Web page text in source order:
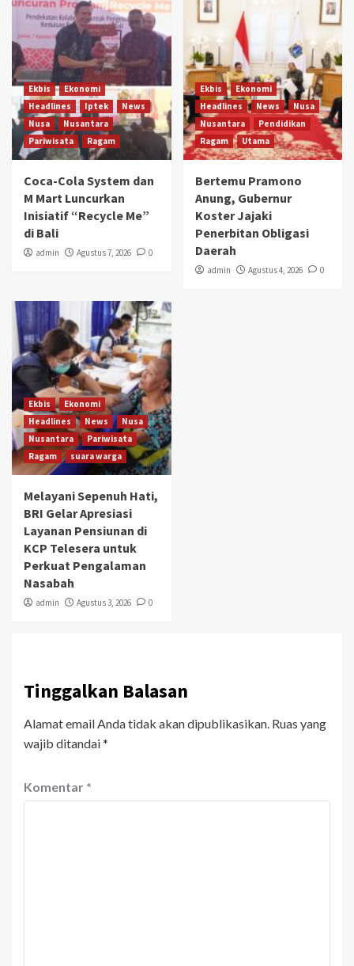
Ekbis
Ekonomi
Headlines
Iptek
News
Nusa
Nusantara
Pariwisata
Ragam
Coca-Cola System dan
M Mart Luncurkan
Inisiatif “Recycle Me”
di Bali
admin Agustus 7, 2026 0
Ekbis
Ekonomi
Headlines
News
Nusa
Nusantara
Pendidikan
Ragam
Utama
Bertemu Pramono
Anung, Gubernur
Koster Jajaki
Penerbitan Obligasi
Daerah
admin Agustus 4, 2026 0
Ekbis
Ekonomi
Headlines
News
Nusa
Nusantara
Pariwisata
Ragam
suara warga
Melayani Sepenuh Hati,
BRI Gelar Apresiasi
Layanan Pensiunan di
KCP Telesera untuk
Perkuat Pengalaman
Nasabah
admin Agustus 3, 2026 0
Tinggalkan Balasan
Alamat email Anda tidak akan dipublikasikan. Ruas yang
wajib ditandai*
Komentar *